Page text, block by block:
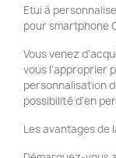
Etui à
pour smartphone
Vous venez
vous l'approprier
personnalisation
possibilité d'en
Les avantages de